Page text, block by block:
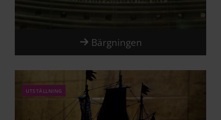
Bärgningen
utställning